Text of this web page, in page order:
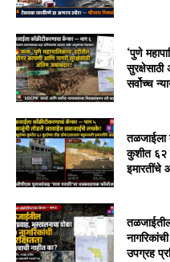
‘पुणे
सर्वोच्च
तळजाईला
कुशीत ६२
उपग्रह